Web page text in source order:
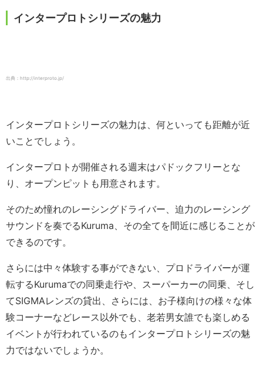
インタープロトシリーズの魅力
出典：http://interproto.jp/
インタープロトシリーズの魅力は、何といっても距離が近
いことでしょう。
インタープロトが開催される週末はパドックフリーとな
り、オープンピットも用意されます。
そのため憧れのレーシングドライバー、迫力のレーシング
サウンドを奏でるKuruma、その全てを間近に感じることが
できるのです。
さらには中々体験する事ができない、プロドライバーが運
転するKurumaでの同乗走行や、スーパーカーの同乗、そし
てSIGMAレンズの貸出、さらには、お子様向けの様々な体
験コーナーなどレース以外でも、老若男女誰でも楽しめる
イベントが行われているのもインタープロトシリーズの魅
力ではないでしょうか。